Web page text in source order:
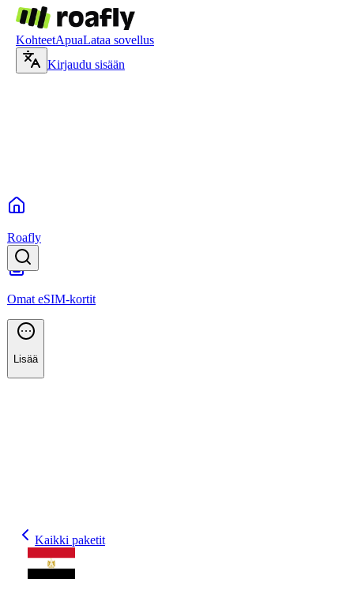
KohteetApuaLataa sovellus
Kirjaudu sisään
Roafly
Omat eSIM-kortit
Lisää
Kaikki paketit